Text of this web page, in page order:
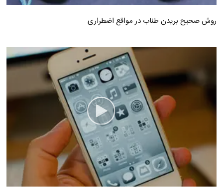
روش صحیح بریدن طناب در مواقع اضطراری